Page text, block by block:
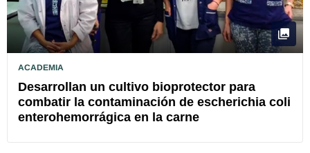
ACADEMIA
Desarrollan un cultivo bioprotector para
combatir la contaminación de escherichia coli
enterohemorrágica en la carne